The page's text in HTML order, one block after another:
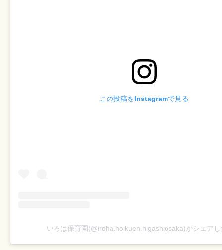
この投稿をInstagramで見る
いろは保育園(@iroha.hoikuen.higashiosaka)がシェア